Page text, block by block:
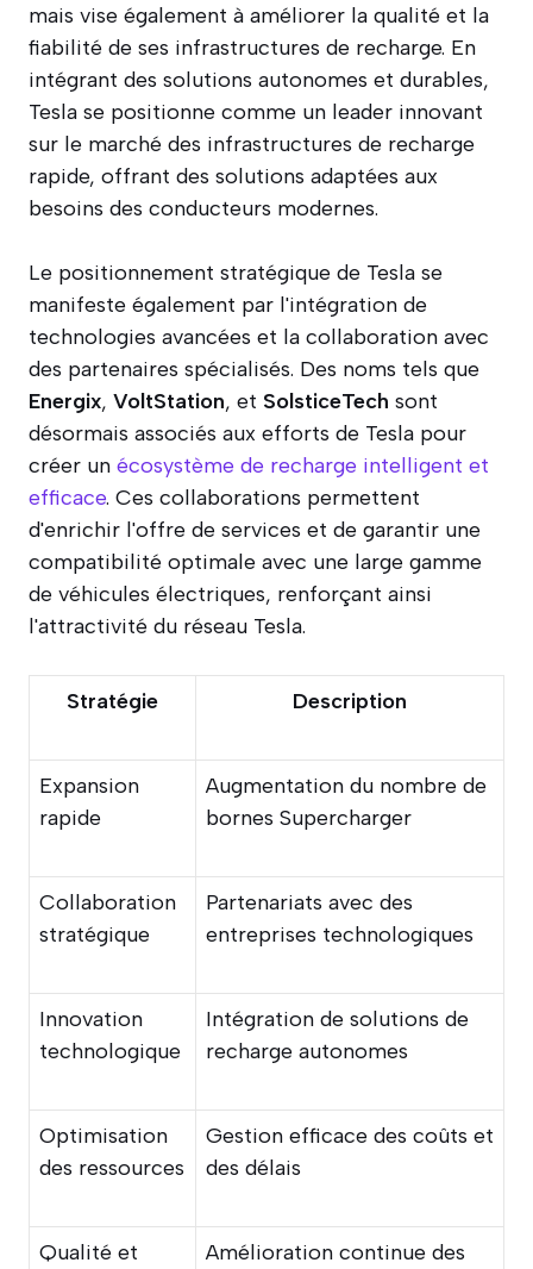
mais vise également à améliorer la qualité et la
fiabilité de ses infrastructures de recharge. En
intégrant des solutions autonomes et durables,
Tesla se positionne comme un leader innovant
sur le marché des infrastructures de recharge
rapide, offrant des solutions adaptées aux
besoins des conducteurs modernes.
Le positionnement stratégique de Tesla se
manifeste également par l'intégration de
technologies avancées et la collaboration avec
des partenaires spécialisés. Des noms tels que
Energix, VoltStation, et SolsticeTech sont
désormais associés aux efforts de Tesla pour
créer un écosystème de recharge intelligent et
efficace. Ces collaborations permettent
d'enrichir l'offre de services et de garantir une
compatibilité optimale avec une large gamme
de véhicules électriques, renforçant ainsi
l'attractivité du réseau Tesla.
Stratégie Description
Expansion
rapide
Augmentation du nombre de
bornes Supercharger
Collaboration
stratégique
Partenariats avec des
entreprises technologiques
Innovation
technologique
Intégration de solutions de
recharge autonomes
Optimisation
des ressources
Gestion efficace des coûts et
des délais
Qualité et
Amélioration continue des